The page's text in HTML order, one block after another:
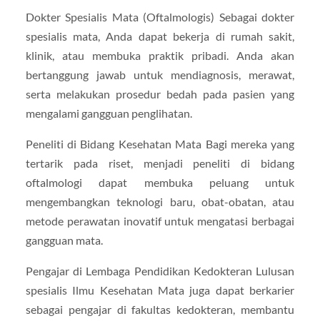
Dokter Spesialis Mata (Oftalmologis) Sebagai dokter
spesialis mata, Anda dapat bekerja di rumah sakit,
klinik, atau membuka praktik pribadi. Anda akan
bertanggung jawab untuk mendiagnosis, merawat,
serta melakukan prosedur bedah pada pasien yang
mengalami gangguan penglihatan.
Peneliti di Bidang Kesehatan Mata Bagi mereka yang
tertarik pada riset, menjadi peneliti di bidang
oftalmologi dapat membuka peluang untuk
mengembangkan teknologi baru, obat-obatan, atau
metode perawatan inovatif untuk mengatasi berbagai
gangguan mata.
Pengajar di Lembaga Pendidikan Kedokteran Lulusan
spesialis Ilmu Kesehatan Mata juga dapat berkarier
sebagai pengajar di fakultas kedokteran, membantu